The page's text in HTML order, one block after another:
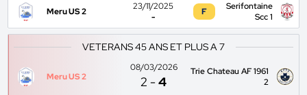
Meru US 2
23/11/2025
-
F
Serifontaine
Scc 1
VETERANS 45 ANS ET PLUS A 7
Meru US 2
08/03/2026
2 -4
Trie Chateau AF 1961
2